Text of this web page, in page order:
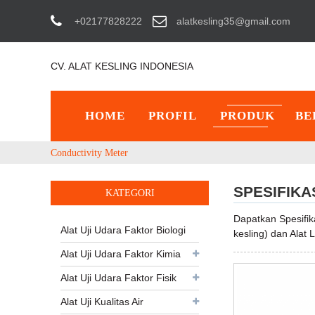
+02177828222 alatkesling35@gmail.com
CV. ALAT KESLING INDONESIA
HOME PROFIL PRODUK
Conductivity Meter
KATEGORI
Alat Uji Udara Faktor Biologi
Alat Uji Udara Faktor Kimia
Alat Uji Udara Faktor Fisik
Alat Uji Kualitas Air
Dapatkan
kesling) dan Alat